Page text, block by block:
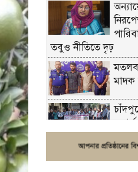
তবুও নীতিতে দৃঢ়
মতলব
মাদক